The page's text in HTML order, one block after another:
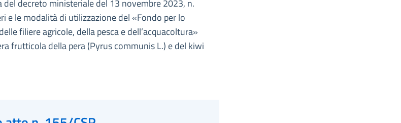
del decreto ministeriale del 13 novembre 2023, n.
e le modalità di utilizzazione del «Fondo per lo
filiere agricole, della pesca e dell’acquacoltura»
frutticola della pera (Pyrus communis L.) e del kiwi